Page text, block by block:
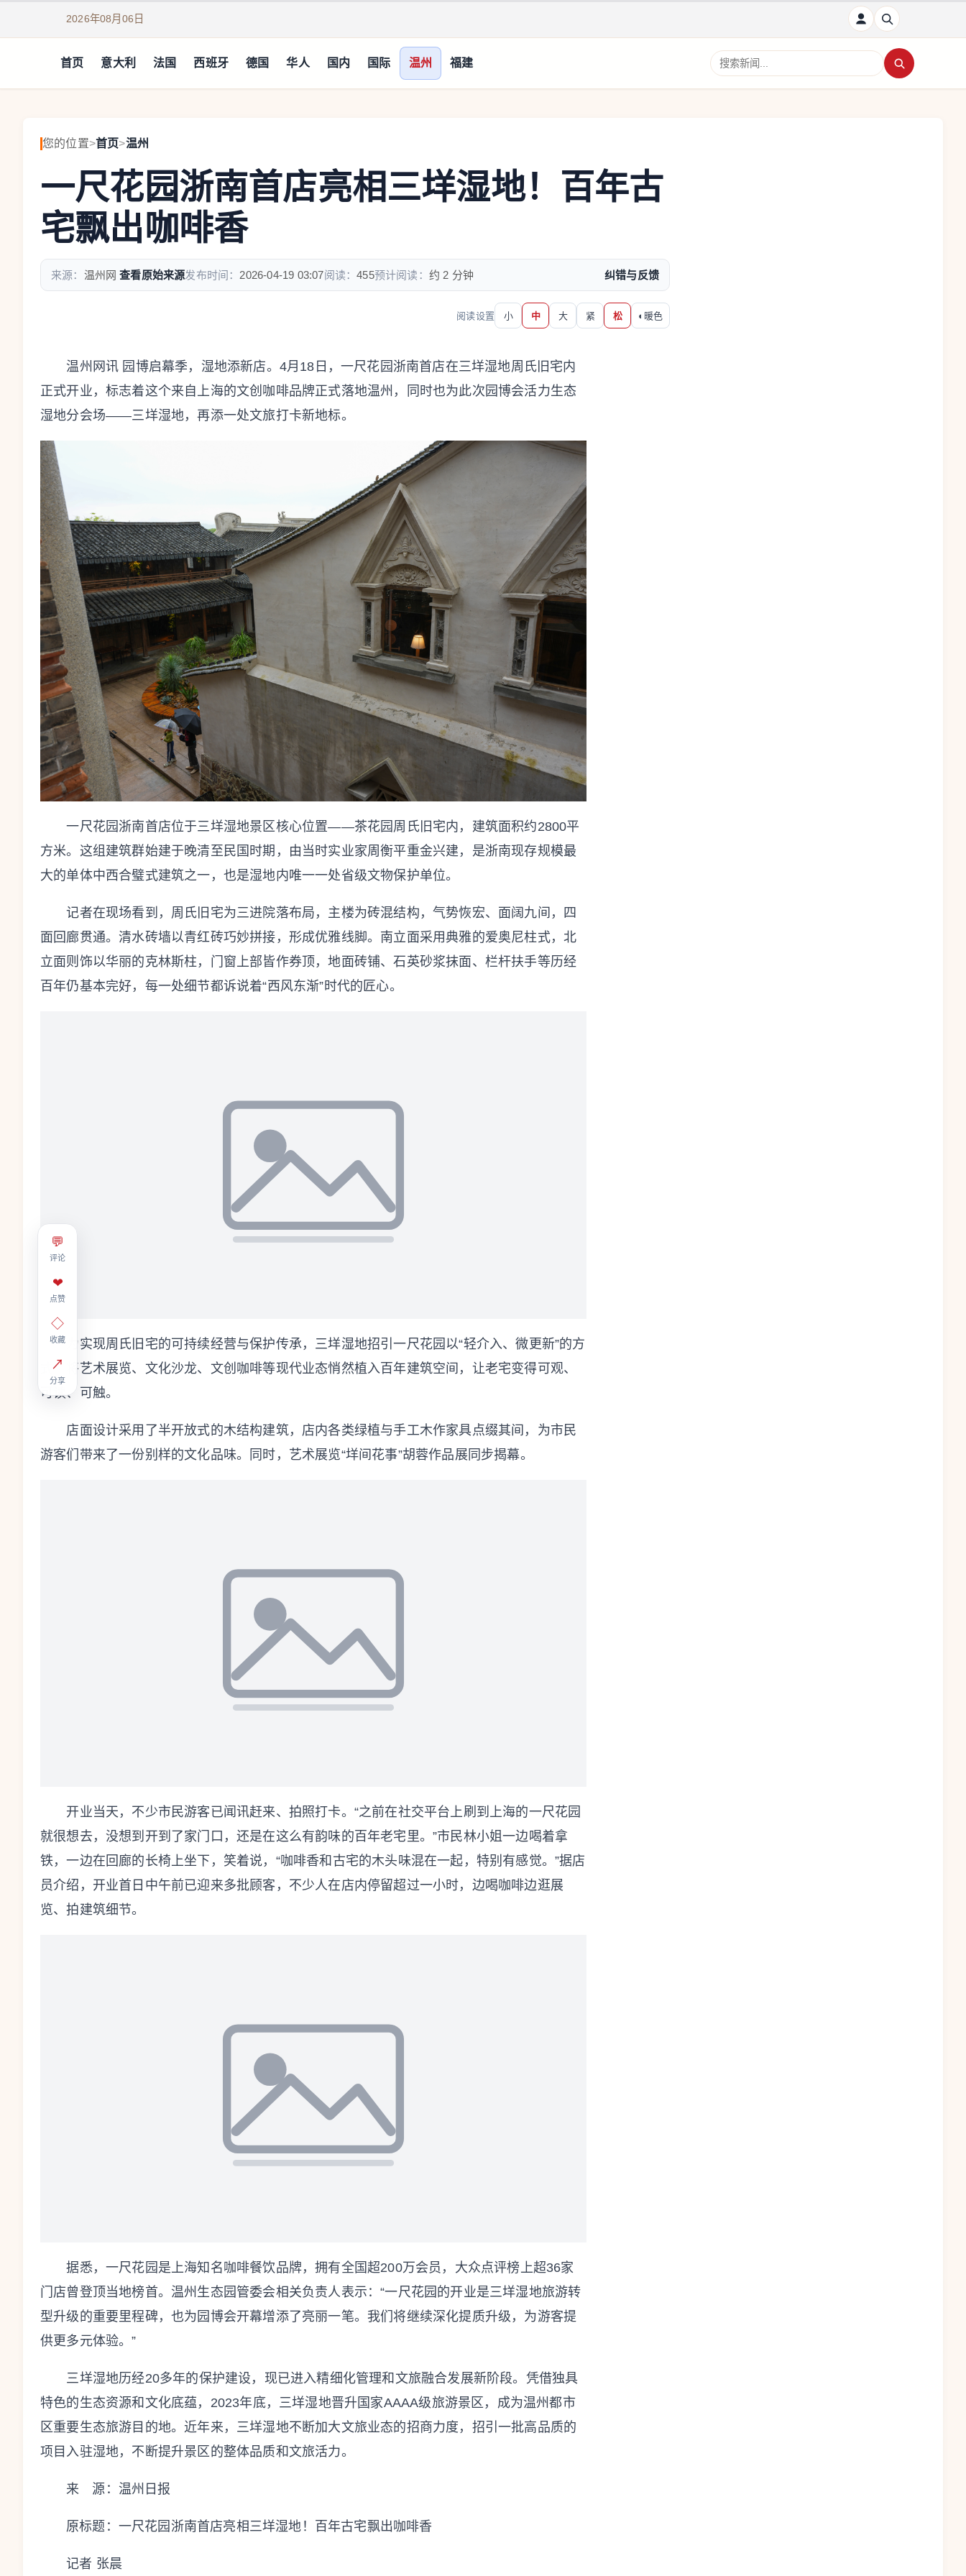
2026年08月06日
首页 意大利 法国 西班牙 德国 华人 国内 国际 温州 福建
搜索新闻
您的位置>首页>温州
一尺花园浙南首店亮相三垟湿地！百年古
宅飘出咖啡香
来源： 温州网 查看原始来源发布时间： 2026-04-19 03:07阅读：455预计阅读： 约 2 分钟 纠错与反馈
阅读设置 小 中 大 紧 松 ◐ 暖色
💬
评论
❤
点赞
◇
收藏
↗
分享
温州网讯 园博启幕季，湿地添新店。4月18日，一尺花园浙南首店在三垟湿地周氏旧宅内
正式开业，标志着这个来自上海的文创咖啡品牌正式落地温州，同时也为此次园博会活力生态
湿地分会场——三垟湿地，再添一处文旅打卡新地标。
一尺花园浙南首店位于三垟湿地景区核心位置——茶花园周氏旧宅内，建筑面积约2800平
方米。这组建筑群始建于晚清至民国时期，由当时实业家周衡平重金兴建，是浙南现存规模最
大的单体中西合璧式建筑之一，也是湿地内唯一一处省级文物保护单位。
记者在现场看到，周氏旧宅为三进院落布局，主楼为砖混结构，气势恢宏、面阔九间，四
面回廊贯通。清水砖墙以青红砖巧妙拼接，形成优雅线脚。南立面采用典雅的爱奥尼柱式，北
立面则饰以华丽的克林斯柱，门窗上部皆作券顶，地面砖铺、石英砂浆抹面、栏杆扶手等历经
百年仍基本完好，每一处细节都诉说着“西风东渐”时代的匠心。
为实现周氏旧宅的可持续经营与保护传承，三垟湿地招引一尺花园以“轻介入、微更新”的方
式，将艺术展览、文化沙龙、文创咖啡等现代业态悄然植入百年建筑空间，让老宅变得可观、
可读、可触。
店面设计采用了半开放式的木结构建筑，店内各类绿植与手工木作家具点缀其间，为市民
游客们带来了一份别样的文化品味。同时，艺术展览“垟间花事”胡蓉作品展同步揭幕。
开业当天，不少市民游客已闻讯赶来、拍照打卡。“之前在社交平台上刷到上海的一尺花园
就很想去，没想到开到了家门口，还是在这么有韵味的百年老宅里。”市民林小姐一边喝着拿
铁，一边在回廊的长椅上坐下，笑着说，“咖啡香和古宅的木头味混在一起，特别有感觉。”据店
员介绍，开业首日中午前已迎来多批顾客，不少人在店内停留超过一小时，边喝咖啡边逛展
览、拍建筑细节。
据悉，一尺花园是上海知名咖啡餐饮品牌，拥有全国超200万会员，大众点评榜上超36家
门店曾登顶当地榜首。温州生态园管委会相关负责人表示：“一尺花园的开业是三垟湿地旅游转
型升级的重要里程碑，也为园博会开幕增添了亮丽一笔。我们将继续深化提质升级，为游客提
供更多元体验。”
三垟湿地历经20多年的保护建设，现已进入精细化管理和文旅融合发展新阶段。凭借独具
特色的生态资源和文化底蕴，2023年底，三垟湿地晋升国家AAAA级旅游景区，成为温州都市
区重要生态旅游目的地。近年来，三垟湿地不断加大文旅业态的招商力度，招引一批高品质的
项目入驻湿地，不断提升景区的整体品质和文旅活力。
来 源：温州日报
原标题： 一尺花园浙南首店亮相三垟湿地！百年古宅飘出咖啡香
记者 张晨